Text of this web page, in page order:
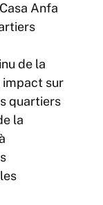
Anfa
de la
impact sur
quartiers
la